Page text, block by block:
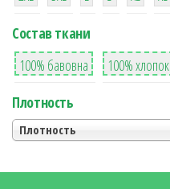
Состав ткани
8
100% бавовна
36
100% хлопок
Плотность
Плотность